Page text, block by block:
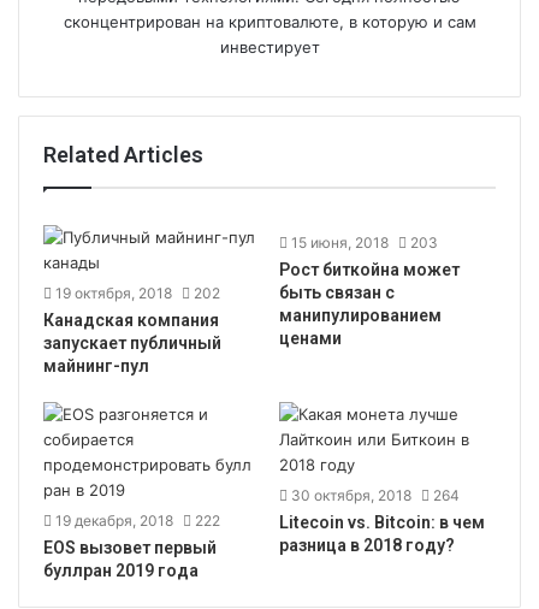
сконцентрирован на криптовалюте, в которую и сам
инвестирует
Related Articles
19 октября, 2018 202
Канадская компания
запускает публичный
майнинг-пул
15 июня, 2018 203
Рост биткойна может
быть связан с
манипулированием
ценами
19 декабря, 2018 222
EOS вызовет первый
буллран 2019 года
30 октября, 2018 264
Litecoin vs. Bitcoin: в чем
разница в 2018 году?